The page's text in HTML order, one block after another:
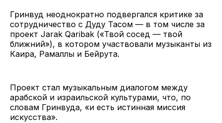
Гринвуд неоднократно подвергался критике за
сотрудничество с Дуду Тасом — в том числе за
проект Jarak Qaribak («Твой сосед — твой
ближний»), в котором участвовали музыканты из
Каира, Рамаллы и Бейрута.
Проект стал музыкальным диалогом между
арабской и израильской культурами, что, по
словам Гринвуда, «и есть истинная миссия
искусства».